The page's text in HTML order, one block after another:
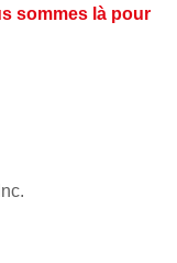
sommes là pour